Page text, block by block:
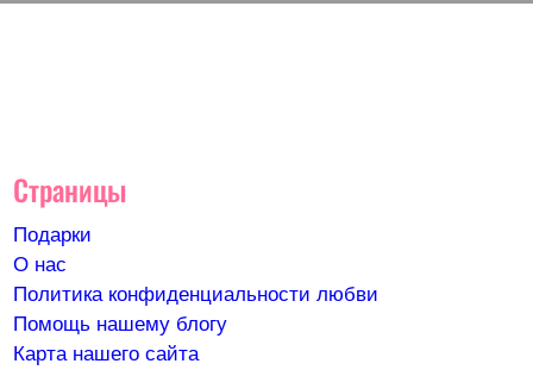
Страницы
Подарки
О нас
Политика конфиденциальности любви
Помощь нашему блогу
Карта нашего сайта